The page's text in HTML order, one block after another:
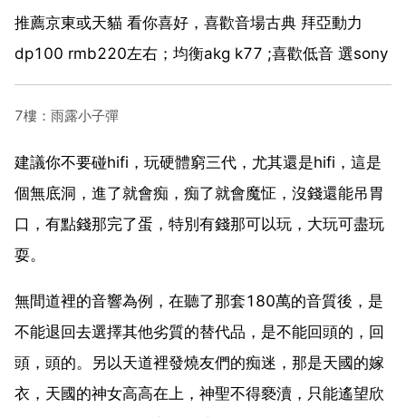
推薦京東或天貓 看你喜好，喜歡音場古典 拜亞動力
dp100 rmb220左右；均衡akg k77 ;喜歡低音 選sony
7樓：雨露小子彈
建議你不要碰hifi，玩硬體窮三代，尤其還是hifi，這是
個無底洞，進了就會痴，痴了就會魔怔，沒錢還能吊胃
口，有點錢那完了蛋，特別有錢那可以玩，大玩可盡玩
耍。
無間道裡的音響為例，在聽了那套180萬的音質後，是
不能退回去選擇其他劣質的替代品，是不能回頭的，回
頭，頭的。另以天道裡發燒友們的痴迷，那是天國的嫁
衣，天國的神女高高在上，神聖不得褻瀆，只能遙望欣